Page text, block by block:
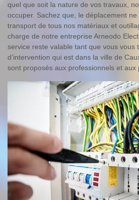
quel que soit la nature de vos travaux,
occuper. Sachez que, le déplacement
transport de tous nos matériaux et
charge de notre entreprise Arneodo
service reste valable tant que vous vous
d’intervention qui est dans la ville de
sont proposés aux professionnels et aux